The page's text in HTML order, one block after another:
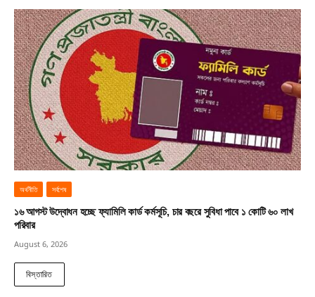
অর্থনীতি সর্বশেষ
১৬ আগস্ট উদ্বোধন হচ্ছে ফ্যামিলি কার্ড কর্মসূচি, চার বছরে সুবিধা পাবে ১ কোটি ৬০ লাখ
পরিবার
August 6, 2026
বিস্তারিত